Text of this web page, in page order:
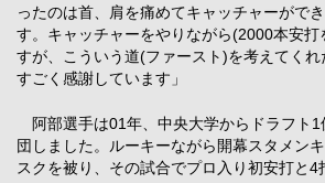
ったのは首、肩を痛めてキャッチャーがで
す。キャッチャーをやりながら(2000本安
すが、こういう道(ファースト)を考えてく
すごく感謝しています」
阿部選手は01年、中央大学からドラフト1
団しました。ルーキーながら開幕スタメン
スクを被り、その試合でプロ入り初安打と4